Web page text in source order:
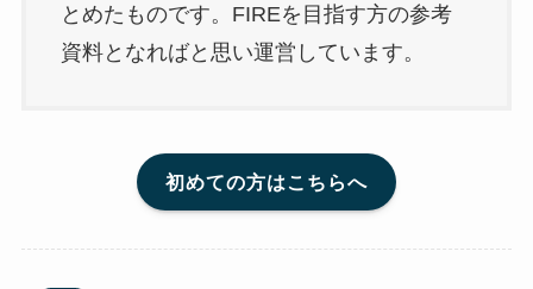
とめたものです。FIREを目指す方の参考
資料となればと思い運営しています。
初めての方はこちらへ